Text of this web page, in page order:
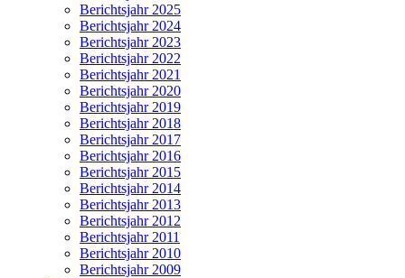
Berichtsjahr 2025
Berichtsjahr 2024
Berichtsjahr 2023
Berichtsjahr 2022
Berichtsjahr 2021
Berichtsjahr 2020
Berichtsjahr 2019
Berichtsjahr 2018
Berichtsjahr 2017
Berichtsjahr 2016
Berichtsjahr 2015
Berichtsjahr 2014
Berichtsjahr 2013
Berichtsjahr 2012
Berichtsjahr 2011
Berichtsjahr 2010
Berichtsjahr 2009